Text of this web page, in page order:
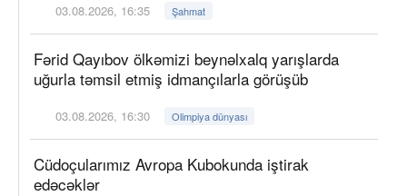
03.08.2026, 16:35 Şahmat
Fərid Qayıbov ölkəmizi beynəlxalq yarışlarda
uğurla təmsil etmiş idmançılarla görüşüb
03.08.2026, 16:30 Olimpiya dünyası
Cüdoçularımız Avropa Kubokunda iştirak
edəcəklər